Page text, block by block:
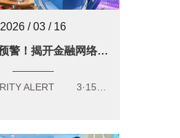
2026 / 03 / 16
3·15安全预警！揭开金融网络乱象的“画皮”，守好你的“钱袋子”